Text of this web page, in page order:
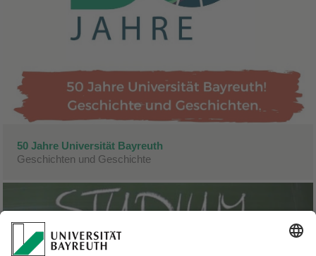
50 Jahre Universität Bayreuth
Geschichten und Geschichte